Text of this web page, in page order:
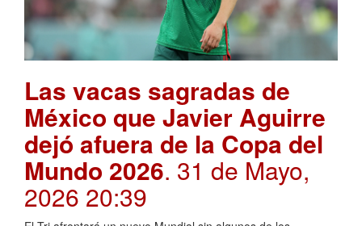
Las vacas sagradas de
México que Javier Aguirre
dejó afuera de la Copa del
Mundo 2026. 31 de Mayo,
2026 20:39